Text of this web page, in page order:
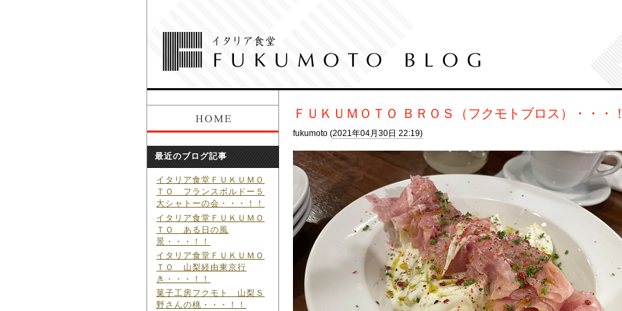
ＦＵＫＵＭＯＴＯ ＢＲＯＳ（フクモトブロス）・・・
fukumoto (2021年04月30日 22:19)
最近のブログ記事
イタリア食堂ＦＵＫＵＭＯ
ＴＯ フランスボルドー５
大シャトーの会・・・！！
イタリア食堂ＦＵＫＵＭＯ
ＴＯ ある日の風
景・・・！！
イタリア食堂ＦＵＫＵＭＯ
ＴＯ 山梨経由東京行
き・・・！！
菓子工房フクモト 山梨Ｓ
野さんの桃・・・！！